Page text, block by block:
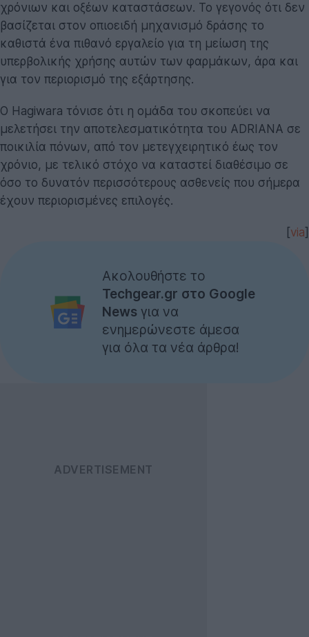
υπερβολικής χρήσης αυτών των φαρμάκων, άρα και
για τον περιορισμό της εξάρτησης.
Ο Hagiwara τόνισε ότι η ομάδα του σκοπεύει να
μελετήσει την αποτελεσματικότητα του ADRIANA σε
χρόνιο, με τελικό στόχο να καταστεί διαθέσιμο σε
όσο το δυνατόν περισσότερους ασθενείς που σήμερα
έχουν περιορισμένες επιλογές.
[via
για να
ενημερώνεστε άμεσα
για όλα τα νέα άρθρα!